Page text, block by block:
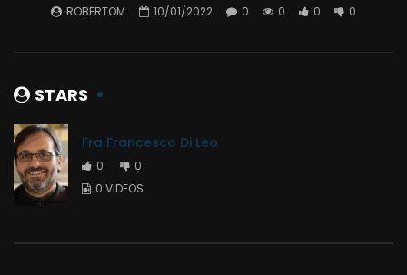
ROBERTOM 10/01/2022 0 0 0 0
STARS
Fra Francesco Di Leo
0
0
0 VIDEOS